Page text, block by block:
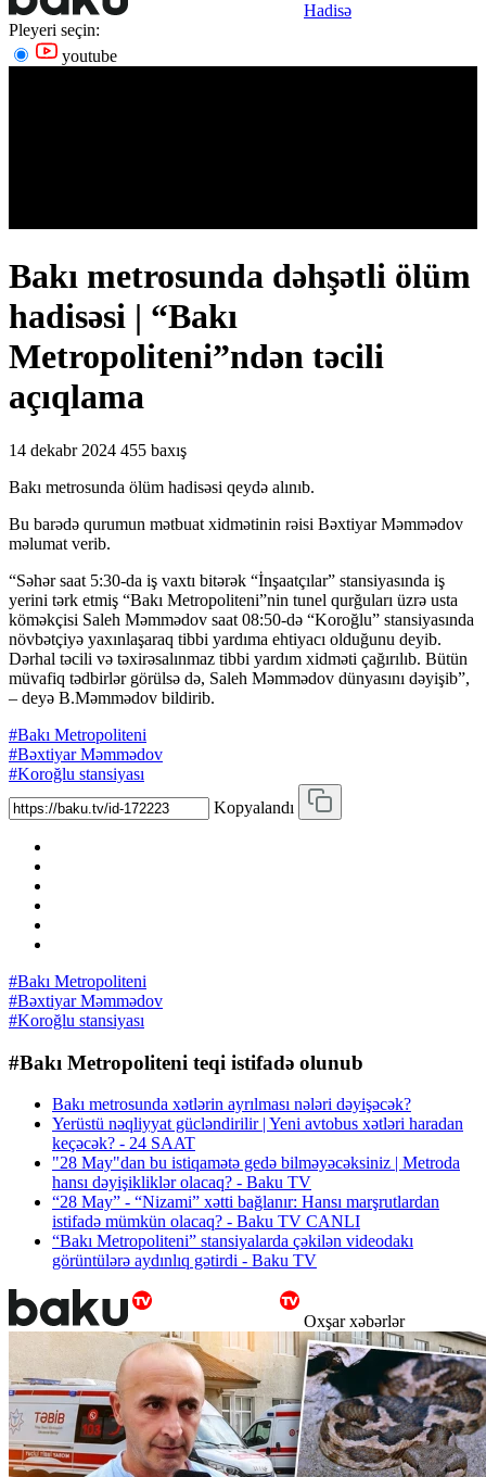
Hadisə
Pleyeri seçin:
youtube
Bakı metrosunda dəhşətli ölüm
hadisəsi | “Bakı
Metropoliteni”ndən təcili
açıqlama
14 dekabr 2024 455 baxış
Bakı metrosunda ölüm hadisəsi qeydə alınıb.
Bu barədə qurumun mətbuat xidmətinin rəisi Bəxtiyar Məmmədov
məlumat verib.
“Səhər saat 5:30-da iş vaxtı bitərək “İnşaatçılar” stansiyasında iş
yerini tərk etmiş “Bakı Metropoliteni”nin tunel qurğuları üzrə usta
köməkçisi Saleh Məmmədov saat 08:50-də “Koroğlu” stansiyasında
növbətçiyə yaxınlaşaraq tibbi yardıma ehtiyacı olduğunu deyib.
Dərhal təcili və təxirəsalınmaz tibbi yardım xidməti çağırılıb. Bütün
müvafiq tədbirlər görülsə də, Saleh Məmmədov dünyasını dəyişib”,
– deyə B.Məmmədov bildirib.
#Bakı Metropoliteni
#Bəxtiyar Məmmədov
#Koroğlu stansiyası
Kopyalandı
#Bakı Metropoliteni
#Bəxtiyar Məmmədov
#Koroğlu stansiyası
#Bakı Metropoliteni teqi istifadə olunub
Bakı metrosunda xətlərin ayrılması nələri dəyişəcək?
Yerüstü nəqliyyat gücləndirilir | Yeni avtobus xətləri haradan
keçəcək? - 24 SAAT
"28 May"dan bu istiqamətə gedə bilməyəcəksiniz | Metroda
hansı dəyişikliklər olacaq? - Baku TV
“28 May” - “Nizami” xətti bağlanır: Hansı marşrutlardan
istifadə mümkün olacaq? - Baku TV CANLI
“Bakı Metropoliteni” stansiyalarda çəkilən videodakı
görüntülərə aydınlıq gətirdi - Baku TV
Oxşar xəbərlər